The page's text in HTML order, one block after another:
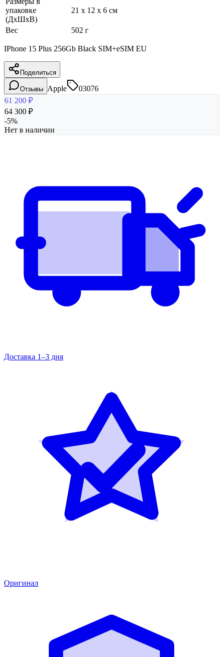
упаковке
(ДхШхВ)
21 x 12 x 6 см
Вес 502 г
IPhone 15 Plus 256Gb Black SIM+eSIM EU
Поделиться
Отзывы Apple
03076
61 200 ₽
64 300 ₽
-5%
Нет в наличии
Доставка 1–3 дня
Оригинал